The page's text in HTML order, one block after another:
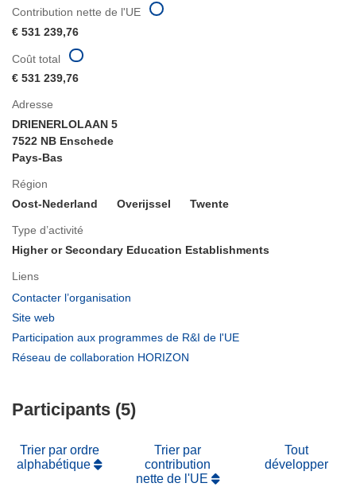
Contribution nette de l'UE
€ 531 239,76
Adresse
DRIENERLOLAAN 5
7522 NB Enschede
Pays-Bas
Région
Oost-Nederland
Overijssel Twente
Type d’activité
Higher or Secondary Education Establishments
Liens
Contacter l’organisation
fenêtre)
Site web
dans
une
Participation aux programmes de R&I de l'UE
Réseau de collaboration HORIZON
Coût total
€ 531 239,76
Participants (5)
Trier par ordre
alphabétique
Trier par
contribution
nette de l'UE
Tout
développer